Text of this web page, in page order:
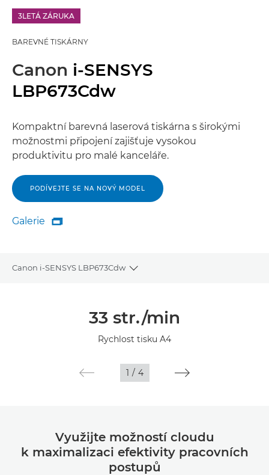
3LETÁ ZÁRUKA
BAREVNÉ TISKÁRNY
Canon i-SENSYS
LBP673Cdw
Kompaktní barevná laserová tiskárna s širokými
možnostmi připojení zajišťuje vysokou
produktivitu pro malé kanceláře.
PODÍVEJTE SE NA NOVÝ MODEL
Galerie
Galerie

Canon i-SENSYS LBP673Cdw
Toggle breadcrumbs
33 str./min
Rychlost tisku A4
1 / 4
Využijte možností cloudu
k maximalizaci efektivity pracovních
postupů